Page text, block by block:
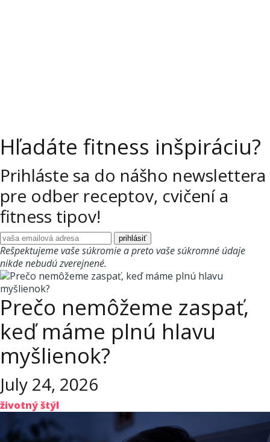
Hľadáte fitness inšpiráciu?
Prihláste sa do nášho newslettera
pre odber receptov, cvičení a
fitness tipov!
Rešpektujeme vaše súkromie a preto vaše súkromné údaje
nikde nebudú zverejnené.
Prečo nemôžeme zaspať,
keď máme plnú hlavu
myšlienok?
July 24, 2026
životný štýl